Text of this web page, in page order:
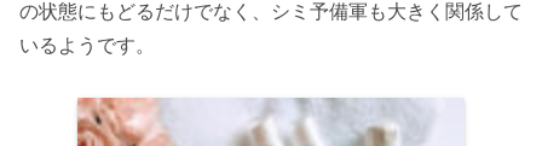
の状態にもどるだけでなく、シミ予備軍も大きく関係して
いるようです。